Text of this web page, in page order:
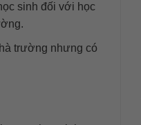
sinh đối với học
trường nhưng có